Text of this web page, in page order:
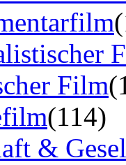
Film
(114)
&